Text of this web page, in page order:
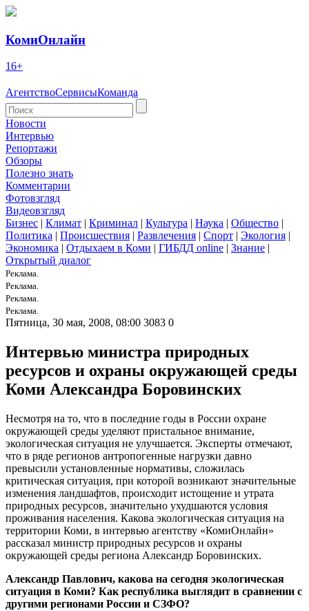
КомиОнлайн
16+
АгентствоСервисыКоманда
Новости
Интервью
Репортажи
Обзоры
Полезно знать
Комментарии
Фотовзгляд
Видеовзгляд
Бизнес | Климат | Криминал | Культура | Наука | Общество |
Политика | Происшествия | Развлечения | Спорт | Экология |
Экономика | Отдыхаем в Коми | ГИБДД online | Знание |
Открытый диалог
Реклама.
Реклама.
Реклама.
Реклама.
Пятница, 30 мая, 2008, 08:00 3083 0
Интервью министра природных
ресурсов и охраны окружающей среды
Коми Александра Боровинских
Несмотря на то, что в последние годы в России охране
окружающей среды уделяют пристальное внимание,
экологическая ситуация не улучшается. Эксперты отмечают,
что в ряде регионов антропогенные нагрузки давно
превысили установленные нормативы, сложилась
критическая ситуация, при которой возникают значительные
изменения ландшафтов, происходит истощение и утрата
природных ресурсов, значительно ухудшаются условия
проживания населения. Какова экологическая ситуация на
территории Коми, в интервью агентству «КомиОнлайн»
рассказал министр природных ресурсов и охраны
окружающей среды региона Александр Боровинских.
Александр Павлович, какова на сегодня экологическая
ситуация в Коми? Как республика выглядит в сравнении с
другими регионами России и СЗФО?